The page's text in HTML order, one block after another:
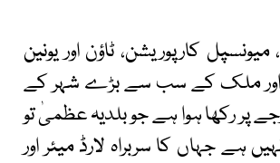
کارپوریشن، ٹاؤن اور یونین
اور ملک کے سب سے بڑے شہر کے
رکھا ہوا ہے جو بلدیہ عظمیٰ تو
ہے جہاں کا سربراہ لارڈ میئر اور